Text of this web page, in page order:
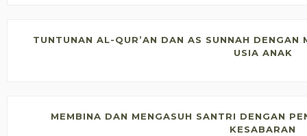
TUNTUNAN AL-QUR’AN DAN AS SUNNAH DENGAN
USIA ANAK
MEMBINA DAN MENGASUH SANTRI DENGAN
KESABARAN